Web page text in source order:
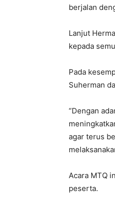
berjalan
Lanjut
kepada
Pada
Suherman
“Dengan
agar terus
Acara MTQ
peserta.